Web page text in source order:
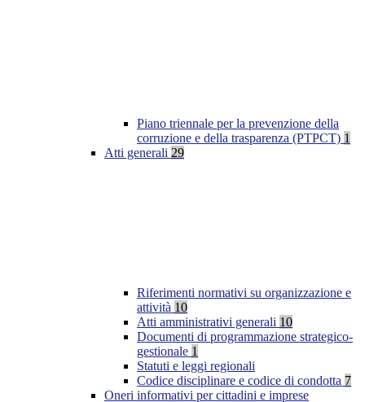
Piano triennale per la prevenzione della
corruzione e della trasparenza (PTPCT) 1
Atti generali 29
Riferimenti normativi su organizzazione e
attività 10
Atti amministrativi generali 10
Documenti di programmazione strategico-
gestionale 1
Statuti e leggi regionali
Codice disciplinare e codice di condotta 7
Oneri informativi per cittadini e imprese